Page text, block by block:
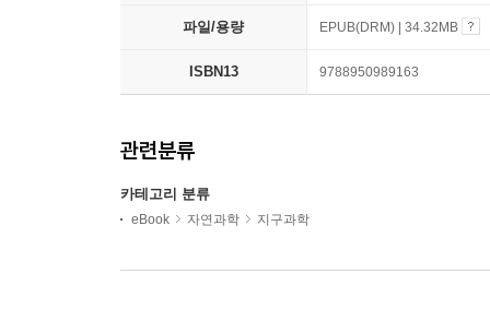
파일/용량 EPUB(DRM) | 34.32MB
ISBN13 9788950989163
관련분류
카테고리 분류
eBook 자연과학 지구과학